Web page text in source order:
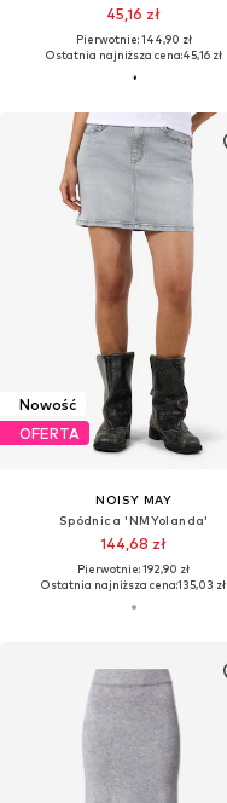
45,16 zł
Pierwotnie: 144,90 zł
Ostatnia najniższa cena:45,16 zł
Nowość
OFERTA
NOISY MAY
Spódnica 'NMYolanda'
144,68 zł
Pierwotnie: 192,90 zł
Ostatnia najniższa cena:135,03 zł